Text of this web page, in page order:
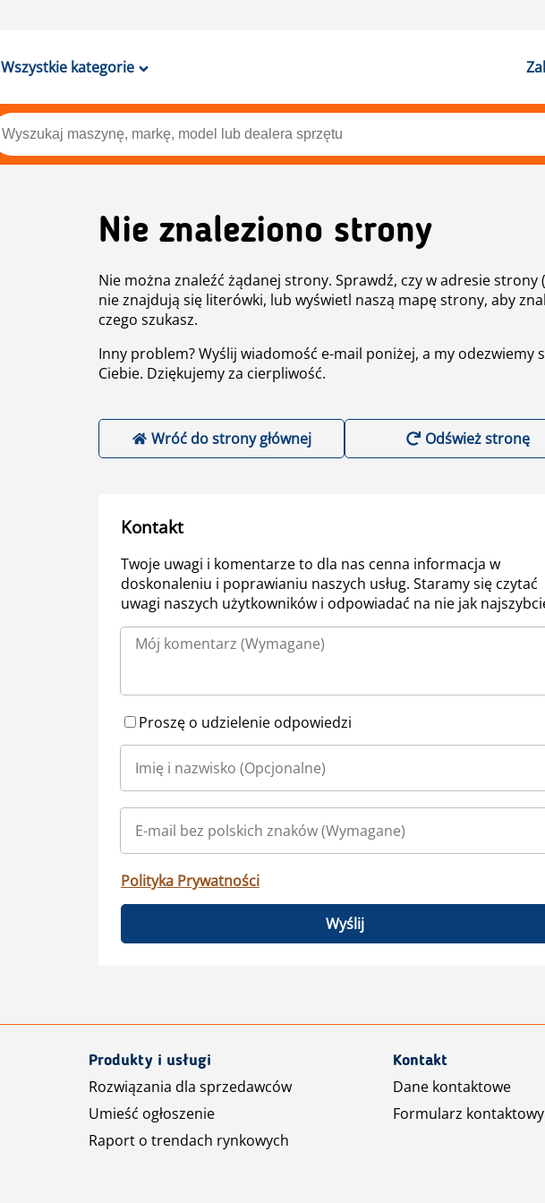
Wszystkie kategorie
Nie znaleziono strony
Nie można znaleźć żądanej strony. Sprawdź, czy w adresie strony
nie znajdują się literówki, lub wyświetl naszą mapę strony, aby
czego szukasz.
Inny problem? Wyślij wiadomość e-mail poniżej, a my odezwiemy
Ciebie. Dziękujemy za cierpliwość.
Wróć do strony głównej Odśwież stronę
Kontakt
Twoje uwagi i komentarze to dla nas cenna informacja w
doskonaleniu i poprawianiu naszych usług. Staramy się czytać
uwagi naszych użytkowników i odpowiadać na nie jak
Proszę o udzielenie odpowiedzi
Polityka Prywatności
Wyślij
Produkty i usługi
Rozwiązania dla sprzedawców
Umieść ogłoszenie
Raport o trendach rynkowych
Kontakt
Dane kontaktowe
Formularz kontaktowy